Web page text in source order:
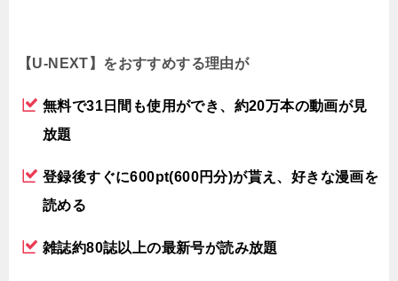
【U-NEXT】をおすすめする理由が
無料で31日間も使用ができ、約20万本の動画が見
放題
登録後すぐに600pt(600円分)が貰え、好きな漫画を
読める
雑誌約80誌以上の最新号が読み放題